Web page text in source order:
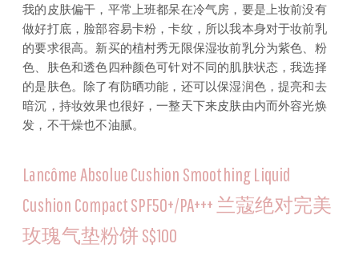
我的皮肤偏干，平常上班都呆在冷气房，要是上妆前没有
做好打底，脸部容易卡粉，卡纹，所以我本身对于妆前乳
的要求很高。新买的植村秀无限保湿妆前乳分为紫色、粉
色、肤色和透色四种颜色可针对不同的肌肤状态，我选择
的是肤色。除了有防晒功能，还可以保湿润色，提亮和去
暗沉，持妆效果也很好，一整天下来皮肤由内而外容光焕
发，不干燥也不油腻。
Lancôme Absolue Cushion Smoothing Liquid
Cushion Compact SPF50+/PA+++ 兰蔻绝对完美
玫瑰气垫粉饼 S$100